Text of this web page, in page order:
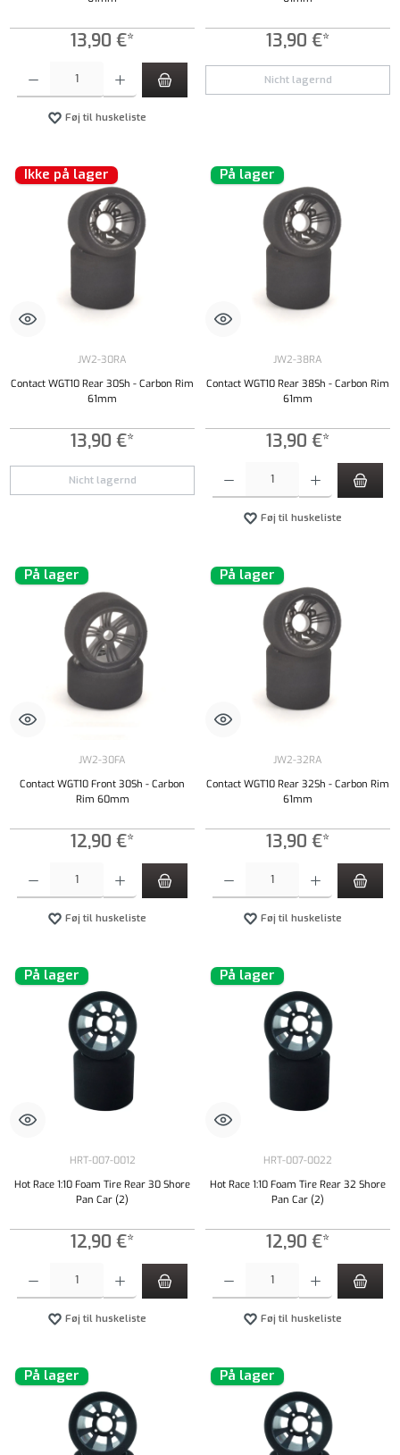
13,90 €*
Produktmængde: Indtast det ønskede beløb, eller brug knapperne til at øge eller formindske
Føj til huskeliste
13,90 €*
Nicht lagernd
Ikke på lager
JW2-30RA
Contact WGT10 Rear 30Sh - Carbon Rim
61mm
13,90 €*
Nicht lagernd
På lager
JW2-38RA
Contact WGT10 Rear 38Sh - Carbon Rim
61mm
13,90 €*
Føj til huskeliste
På lager
JW2-30FA
Contact WGT10 Front 30Sh - Carbon
Rim 60mm
12,90 €*
Føj til huskeliste
På lager
JW2-32RA
Contact WGT10 Rear 32Sh - Carbon Rim
61mm
13,90 €*
Føj til huskeliste
På lager
HRT-007-0012
Hot Race 1:10 Foam Tire Rear 30 Shore
Pan Car (2)
12,90 €*
Føj til huskeliste
På lager
HRT-007-0022
Hot Race 1:10 Foam Tire Rear 32 Shore
Pan Car (2)
12,90 €*
Føj til huskeliste
På lager På lager